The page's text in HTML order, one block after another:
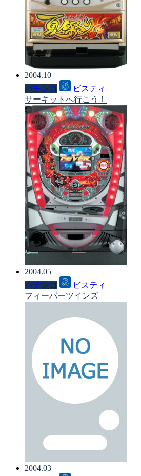
2004.10
パチンコ
ビスティ
サーキットへ行こう！
2004.05
パチンコ
ビスティ
フィーバーツインズ
2004.03